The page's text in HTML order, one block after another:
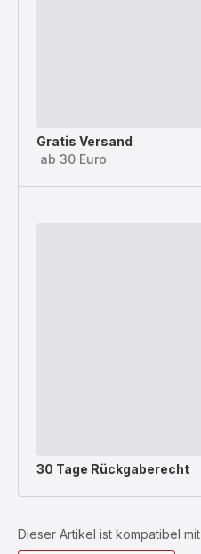
Gratis Versand
ab 30 Euro
30 Tage Rückgaberecht
Dieser Artikel ist kompatibel mit